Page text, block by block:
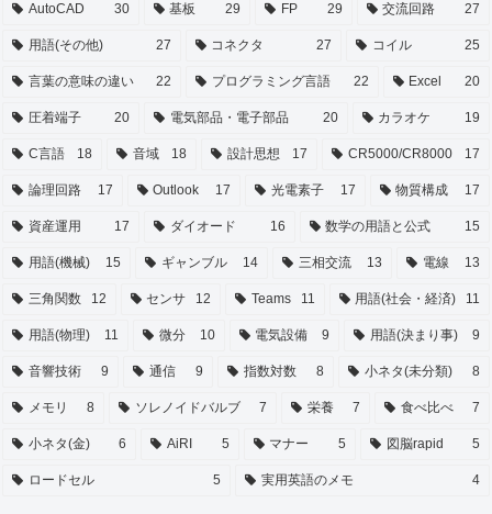
AutoCAD 30 基板 29 FP 29 交流回路 27
用語(その他) 27 コネクタ 27 コイル 25
言葉の意味の違い 22 プログラミング言語 22 Excel 20
圧着端子 20 電気部品・電子部品 20 カラオケ 19
C言語 18 音域 18 設計思想 17 CR5000/CR8000 17
論理回路 17 Outlook 17 光電素子 17 物質構成 17
資産運用 17 ダイオード 16 数学の用語と公式 15
用語(機械) 15 ギャンブル 14 三相交流 13 電線 13
三角関数 12 センサ 12 Teams 11 用語(社会・経済) 11
用語(物理) 11 微分 10 電気設備 9 用語(決まり事) 9
音響技術 9 通信 9 指数対数 8 小ネタ(未分類) 8
メモリ 8 ソレノイドバルブ 7 栄養 7 食べ比べ 7
小ネタ(金) 6 AiRI 5 マナー 5 図脳rapid 5
ロードセル 5 実用英語のメモ 4